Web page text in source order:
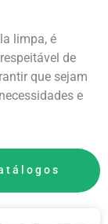
limpa, é
de
que sejam
e